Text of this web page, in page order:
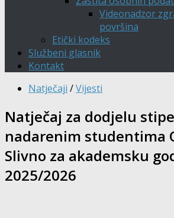
Videonadzor
površina
Etički kodeks
Službeni glasnik
Kontakt
Natječaji /Vijesti
Natječaj za dodjelu
nadarenim studentima
Slivno za akademsku
2025/2026